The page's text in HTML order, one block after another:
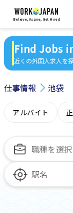
Believe, Aspire, Get Hired
Find Jobs
近くの外国人求人を
仕事情報 池袋
アルバイト